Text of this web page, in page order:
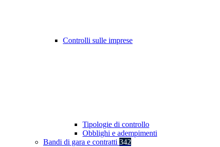
Controlli sulle imprese
Tipologie di controllo
Obblighi e adempimenti
Bandi di gara e contratti 342